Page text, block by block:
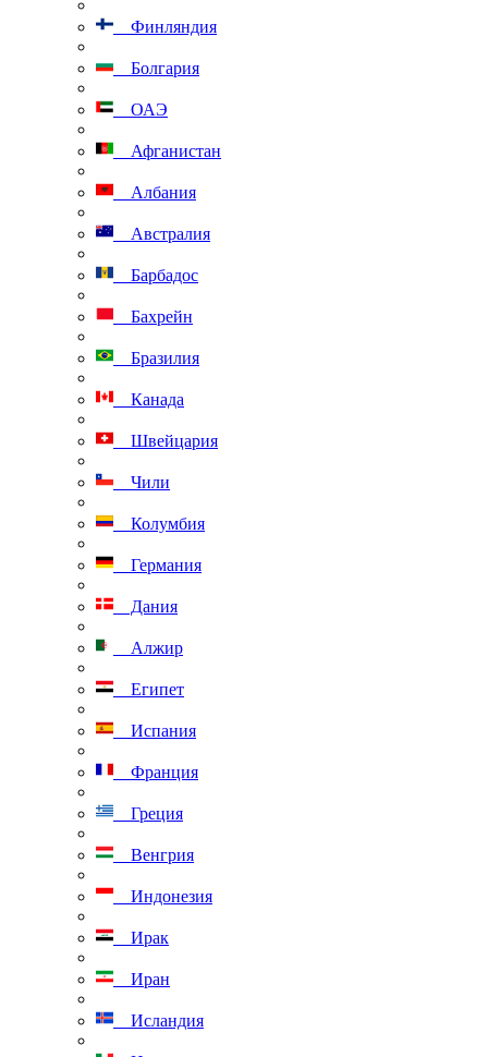
Финляндия
Болгария
ОАЭ
Афганистан
Албания
Австралия
Барбадос
Бахрейн
Бразилия
Канада
Швейцария
Чили
Колумбия
Германия
Дания
Алжир
Египет
Испания
Франция
Греция
Венгрия
Индонезия
Ирак
Иран
Исландия